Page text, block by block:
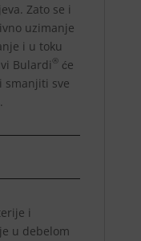
Zato se i
uzimanje
i u toku
Bulardi ®će
smanjiti sve
i
u debelom